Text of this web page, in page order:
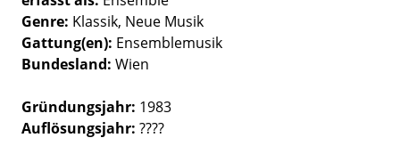
Genre Klassik Neue Musik
Gattung(en) Ensemblemusik
Bundesland Wien
Gründungsjahr: 1983
Auflösungsjahr: ????